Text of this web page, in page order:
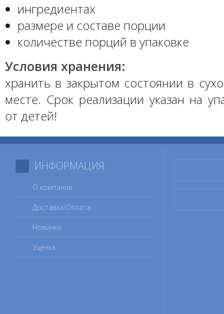
ингредиентах
размере и составе порции
количестве порций в упаковке
Условия хранения:
хранить в закрытом состоянии в
месте. Срок реализации указан на
от детей!
ИНФОРМАЦИЯ
О компании
Доставка/Оплата
Новинки
Уценка